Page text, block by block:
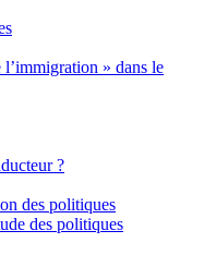
l’immigration » dans le
?
des politiques
des politiques